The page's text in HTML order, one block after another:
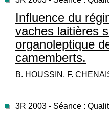
Influence du
vaches laitières
organoleptique
camemberts.
B. HOUSSIN, F.
3R 2003 - Séance :